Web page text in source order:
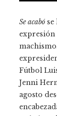
Se acabó
Fútbol
Jenni
agosto